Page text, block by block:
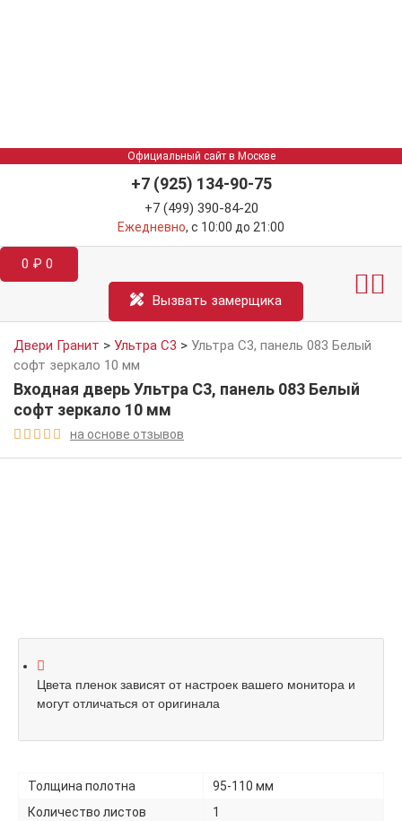
Официальный сайт в Москве
+7 (925) 134-90-75
+7 (499) 390-84-20
Ежедневно, с 10:00 до 21:00
0 ₽ 0
Вызвать замерщика
Двери Гранит > Ультра С3 > Ультра C3, панель 083 Белый
софт зеркало 10 мм
Входная дверь Ультра C3, панель 083 Белый
софт зеркало 10 мм
     на основе отзывов
Цвета пленок зависят от настроек вашего монитора и
могут отличаться от оригинала
Толщина полотна
95-110 мм
Количество листов
1